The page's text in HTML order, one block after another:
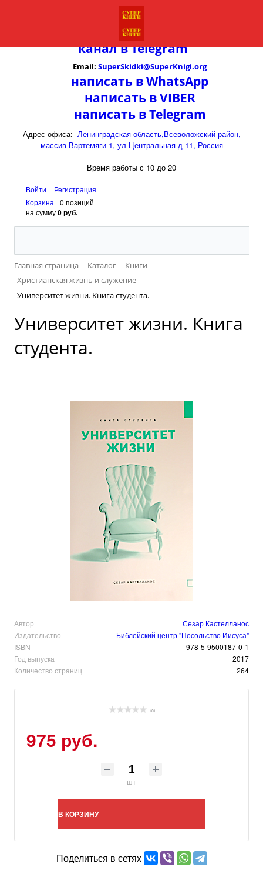
канал вTelegram
Email: SuperSkidki@SuperKnigi.org
написать в WhatsApp
написать в VIBER
написать в Telegram
Адрес офиса: Ленинградская область,Всеволожский район,
массив Вартемяги-1, ул Центральная д 11, Россия
Время работы с 10 до 20
Войти
Регистрация
Корзина
0 позиций
на сумму0 руб.
Главная страница Каталог
Книги
Христианская жизнь и служение
Университет жизни. Книга студента.
Университет жизни. Книга
студента.
Автор
Сезар Кастелланос
Издательство
Библейский центр "Посольство Иисуса"
ISBN
978-5-9500187-0-1
Год выпуска
2017
Количество страниц
264
(0)
975 руб.
шт
В КОРЗИНУ
Поделиться в сетях